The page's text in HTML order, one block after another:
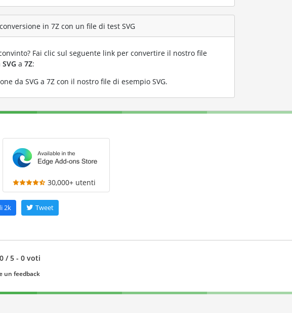
in 7Z con un file di test SVG
Fai clic sul seguente link per convertire il nostro file
SVG a 7Z:
da SVG a 7Z con il nostro file di esempio SVG.
30,000+ utenti
2k Tweet
0 / 5 - 0 voti
un feedback